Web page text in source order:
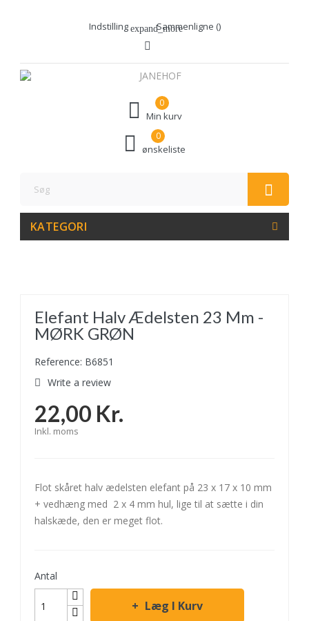
Indstilling expand_moreSammenligne ()
0
Min kurv
ønskeliste
0
KATEGORI
Elefant Halv Ædelsten 23 Mm -
MØRK GRØN
Reference: B6851
Write a review
22,00 Kr.
Inkl. moms
Flot skåret halv ædelsten elefant på 23 x 17 x 10 mm
+ vedhæng med 2 x 4 mm hul, lige til at sætte i din
halskæde, den er meget flot.
Antal
Læg I Kurv